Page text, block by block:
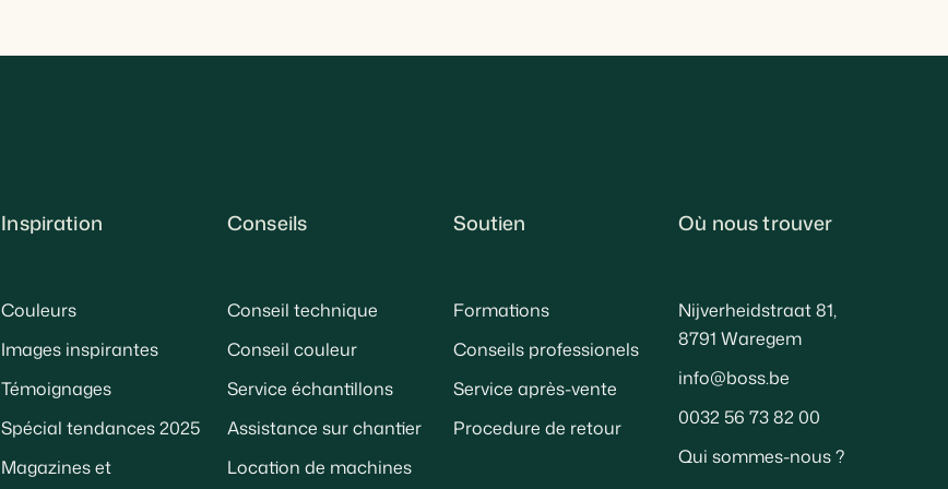
Inspiration
Couleurs
Images inspirantes
Témoignages
Spécial tendances 2025
Magazines et
Conseils
Conseil technique
Conseil couleur
Service échantillons
Assistance sur chantier
Location de machines
Soutien
Formations
Conseils professionels
Service après-vente
Procedure de retour
Où nous trouver
Nijverheidstraat 81,
8791 Waregem
info@boss.be
0032 56 73 82 00
Qui sommes-nous ?